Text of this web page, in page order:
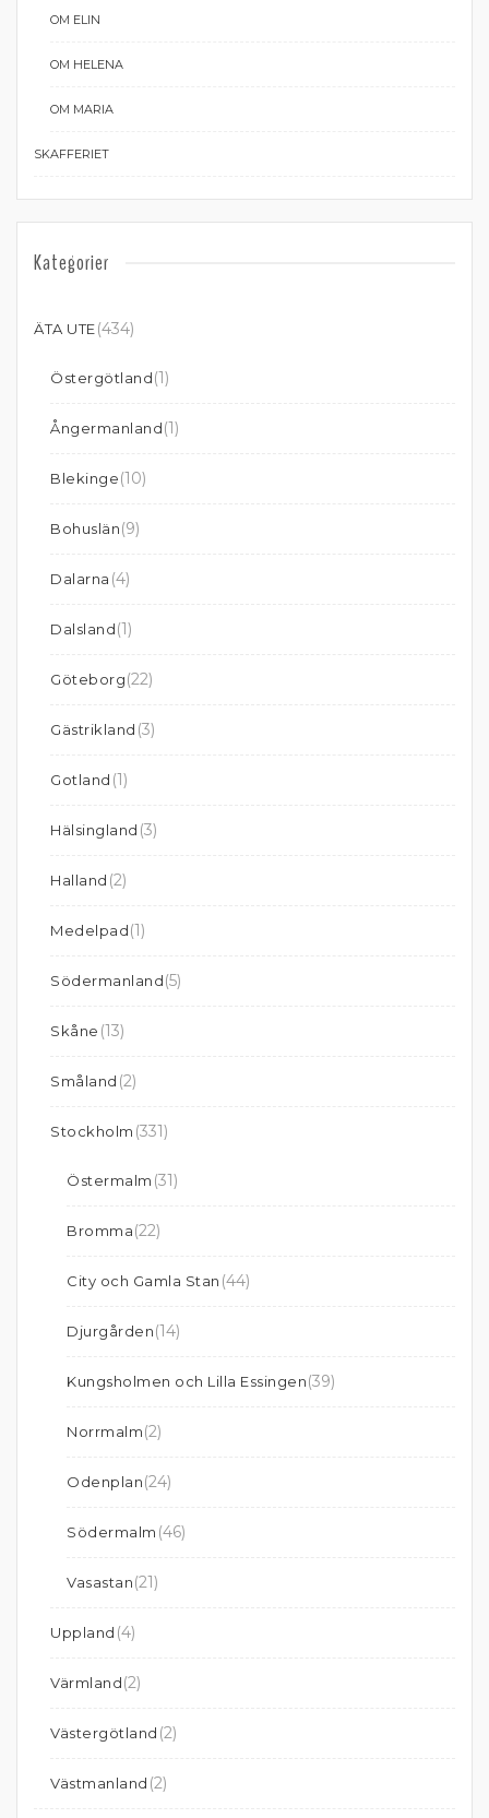
OM ELIN
OM HELENA
OM MARIA
SKAFFERIET
Kategorier
ÄTA UTE(434)
Östergötland(1)
Ångermanland(1)
Blekinge(10)
Bohuslän(9)
Dalarna (4)
Dalsland(1)
Göteborg(22)
Gästrikland (3)
Gotland (1)
Hälsingland (3)
Halland (2)
Medelpad(1)
Södermanland(5)
Skåne (13)
Småland (2)
Stockholm (331)
Östermalm (31)
Bromma(22)
City och Gamla Stan (44)
Djurgården(14)
Kungsholmen och Lilla Essingen(39)
Norrmalm(2)
Odenplan(24)
Södermalm (46)
Vasastan(21)
Uppland (4)
Värmland(2)
Västergötland (2)
Västmanland (2)